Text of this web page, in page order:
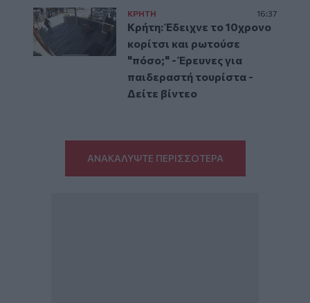
ΚΡΗΤΗ 16:37
Κρήτη: Έδειχνε το 10χρονο
κορίτσι και ρωτούσε
"πόσο;" - Έρευνες για
παιδεραστή τουρίστα -
Δείτε βίντεο
ΑΝΑΚΑΛΥΨΤΕ ΠΕΡΙΣΣΟΤΕΡΑ